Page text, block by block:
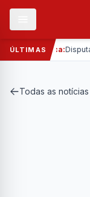
ÚLTIMAS
— Política:Disputa
Todas as notícias